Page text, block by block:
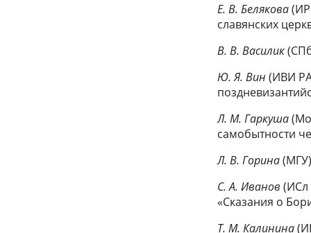
Е. В. Белякова
славянских
B. В. Василик
Ю. Я. Вин(ИВИ
Л. М. Гаркуша
самобытности
Л. В. Горина
C. А. Иванов(ИСл
«Сказания о
Т. М. Калинина